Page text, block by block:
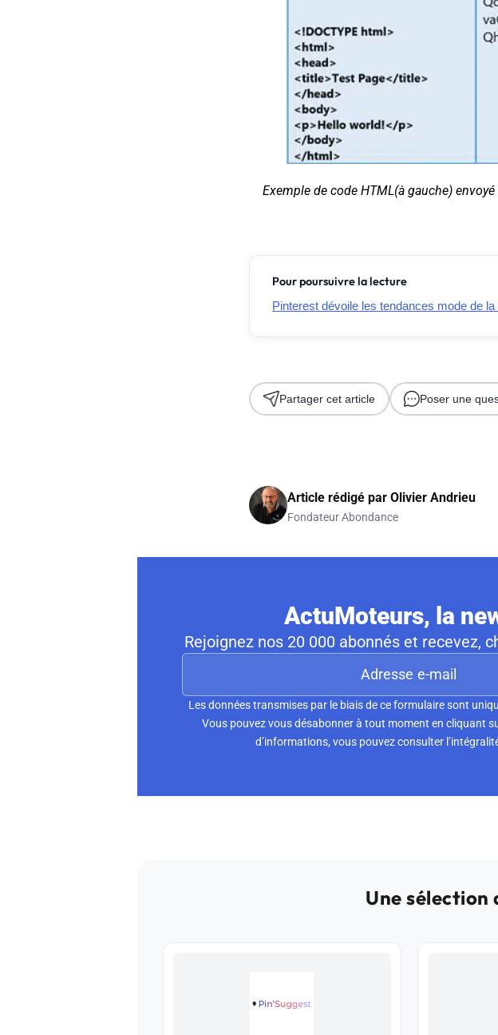
Exemple de code HTML(à gauche)
Pour poursuivre la lecture
Pinterest dévoile les tendances mode de
Partager cet article Poser une
Article rédigé par Olivier Andrieu
Fondateur Abondance
ActuMoteurs, la
Rejoignez nos 20 000 abonnés et recevez,
Les données transmises par le biais de ce formulaire sont
Vous pouvez vous désabonner à tout moment en cliquant
d’informations, vous pouvez consulter
Une sélection